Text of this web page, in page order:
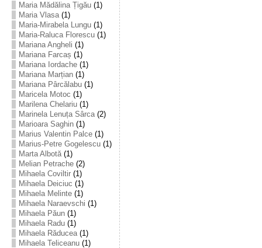
Maria Mădălina Țigău(1)
Maria Vlasa(1)
Maria-Mirabela Lungu(1)
Maria-Raluca Florescu(1)
Mariana Angheli (1)
Mariana Farcaș (1)
Mariana Iordache(1)
Mariana Marțian(1)
Mariana Pârcălabu(1)
Maricela Motoc (1)
Marilena Chelariu(1)
Marinela Lenuța Sârca(2)
Marioara Saghin(1)
Marius Valentin Palce(1)
Marius-Petre Gogelescu(1)
Marta Albotă(1)
Melian Petrache(2)
Mihaela Coviltir(1)
Mihaela Deiciuc (1)
Mihaela Melinte(1)
Mihaela Naraevschi (1)
Mihaela Păun(1)
Mihaela Radu(1)
Mihaela Răducea(1)
Mihaela Teliceanu(1)